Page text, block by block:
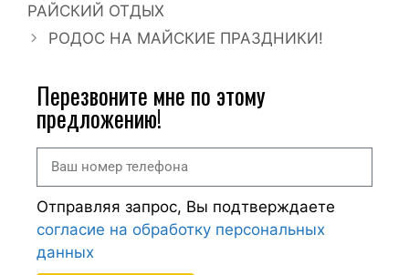
РАЙСКИЙ ОТДЫХ
РОДОС НА МАЙСКИЕ ПРАЗДНИКИ!
Перезвоните мне по этому
предложению!
Отправляя запрос, Вы подтверждаете
согласие на обработку персональных
данных